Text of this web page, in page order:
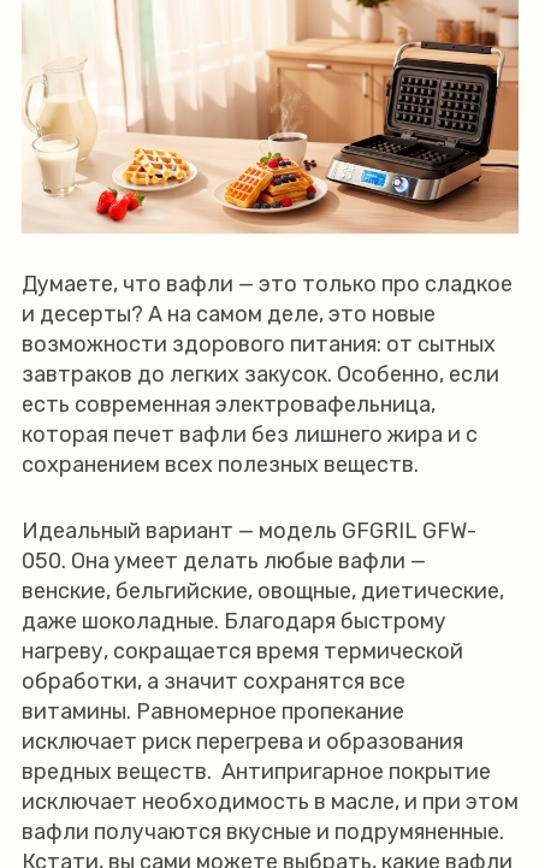
Думаете, что вафли — это только про сладкое
и десерты? А на самом деле, это новые
возможности здорового питания: от сытных
завтраков до легких закусок. Особенно, если
есть современная электровафельница,
которая печет вафли без лишнего жира и с
сохранением всех полезных веществ.
Идеальный вариант — модель GFGRIL GFW-
050. Она умеет делать любые вафли —
венские, бельгийские, овощные, диетические,
даже шоколадные. Благодаря быстрому
нагреву, сокращается время термической
обработки, а значит сохранятся все
витамины. Равномерное пропекание
исключает риск перегрева и образования
вредных веществ. Антипригарное покрытие
исключает необходимость в масле, и при этом
вафли получаются вкусные и подрумяненные.
Кстати, вы сами можете выбрать, какие вафли